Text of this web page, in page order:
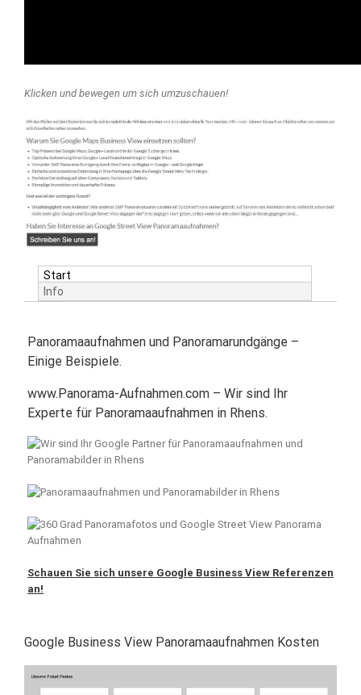
Klicken und bewegen um sich umzuschauen!
Start
Info
Panoramaaufnahmen und Panoramarundgänge –
Einige Beispiele.
www.Panorama-Aufnahmen.com – Wir sind Ihr
Experte für Panoramaaufnahmen in Rhens.
Schauen Sie sich unsere Google Business View Referenzen
an!
Google Business View Panoramaaufnahmen Kosten